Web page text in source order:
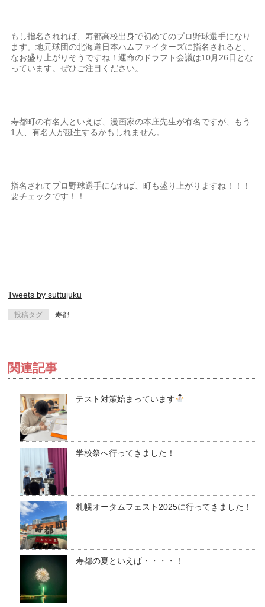
もし指名されれば、寿都高校出身で初めてのプロ野球選手になり
ます。地元球団の北海道日本ハムファイターズに指名されると、
なお盛り上がりそうですね！運命のドラフト会議は10月26日とな
っています。ぜひご注目ください。
寿都町の有名人といえば、漫画家の本庄先生が有名ですが、もう
1人、有名人が誕生するかもしれません。
指名されてプロ野球選手になれば、町も盛り上がりますね！！！
要チェックです！！
Tweets by suttujuku
投稿タグ 寿都
関連記事
テスト対策始まっています
学校祭へ行ってきました！
札幌オータムフェスト2025に行ってきました！
寿都の夏といえば・・・・！